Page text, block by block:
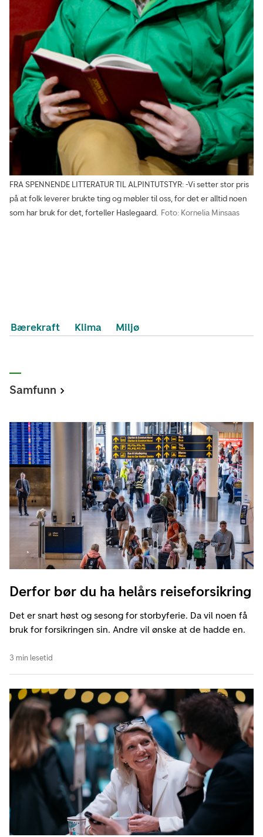
FRA SPENNENDE LITTERATUR TIL ALPINTUTSTYR: -Vi setter stor pris
på at folk leverer brukte ting og møbler til oss, for det er alltid noen
som har bruk for det, forteller Haslegaard. Foto: Kornelia Minsaas
Bærekraft Klima Miljø
Samfunn
Derfor bør du ha helårs reiseforsikring
Det er snart høst og sesong for storbyferie. Da vil noen få
bruk for forsikringen sin. Andre vil ønske at de hadde en.
3 min lesetid